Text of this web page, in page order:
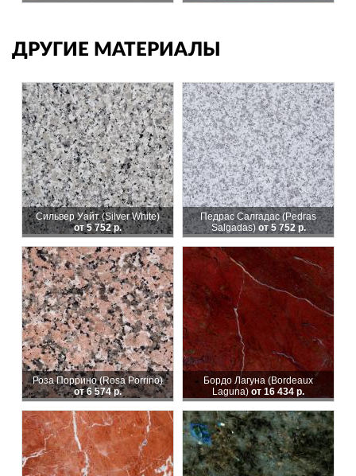
ДРУГИЕ МАТЕРИАЛЫ
Сильвер Уайт (Silver White)
от 5 752 р.
Педрас Салгадас (Pedras
Salgadas)от 5 752 р.
Роза Поррино (Rosa Porrino)
от 6 574 р.
Бордо Лагуна (Bordeaux
Laguna) от 16 434 р.